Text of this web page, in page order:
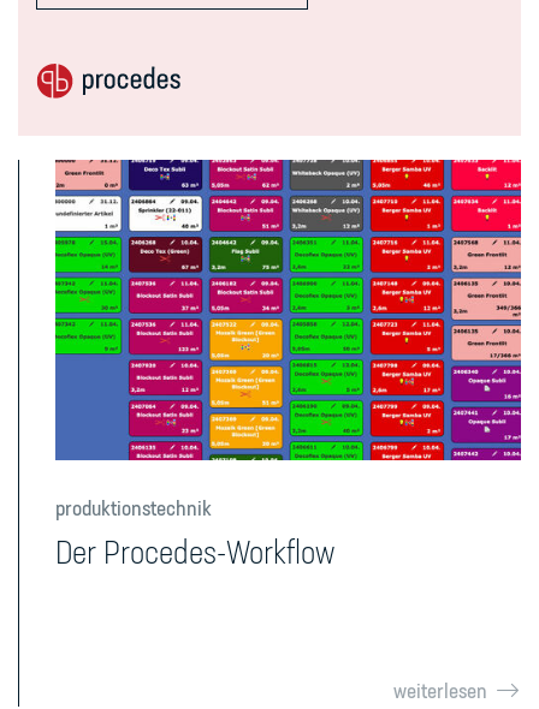
produktionstechnik
Der Procedes-Workflow
weiterlesen